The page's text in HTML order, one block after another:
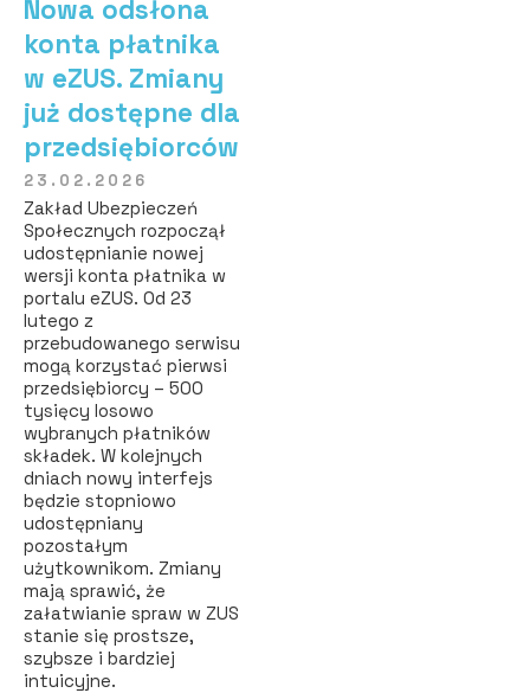
Nowa odsłona
konta płatnika
w eZUS. Zmiany
już dostępne dla
przedsiębiorców
23.02.2026
Zakład Ubezpieczeń
Społecznych rozpoczął
udostępnianie nowej
wersji konta płatnika w
portalu eZUS. Od 23
lutego z
przebudowanego serwisu
mogą korzystać pierwsi
przedsiębiorcy – 500
tysięcy losowo
wybranych płatników
składek. W kolejnych
dniach nowy interfejs
będzie stopniowo
udostępniany
pozostałym
użytkownikom. Zmiany
mają sprawić, że
załatwianie spraw w ZUS
stanie się prostsze,
szybsze i bardziej
intuicyjne.